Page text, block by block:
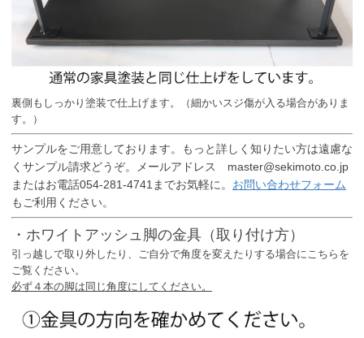
裏側もしっかり塗装で仕上げます。（細かいスジ傷が入る場合がありま
す。）
サンプルをご用意しております。もっと詳しく知りたい方は遠慮な
くサンプル請求どうぞ。メールアドレス master@sekimoto.co.jp
またはお電話054-281-4741までお気軽に。 お問い合わせフォーム
もご利用ください。
・ホワイトアッシュ脚の金具（取り付け方）
引っ越しで取り外したり、ご自分で角度を変えたりする場合にこちらを
ご覧ください。
必ず４本の脚は同じ角度にしてください。